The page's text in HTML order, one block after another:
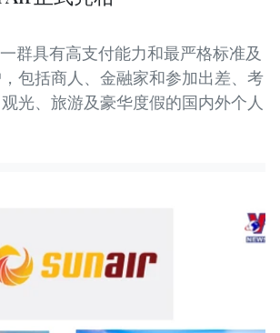
群具有高支付能力和最严格标准及
包括商人、金融家和参加出差、考
光、旅游及豪华度假的国内外个人